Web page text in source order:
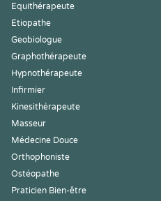
Equithérapeute
Etiopathe
Geobiologue
Graphothérapeute
Hypnothérapeute
Infirmier
Kinesithérapeute
Masseur
Médecine Douce
Orthophoniste
Ostéopathe
Praticien Bien-être